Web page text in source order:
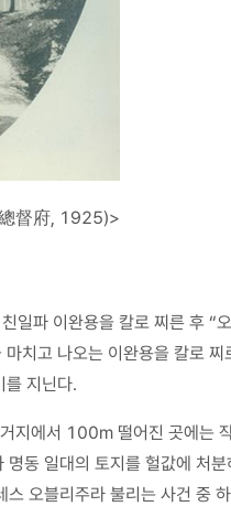
總督府, 1925)>
파 이완용을 칼로 찌른 후 “
치고 나오는 이완용을 칼로
를 지닌다.
지에서 100m 떨어진 곳에는
동 일대의 토지를 헐값에 처
오블리주라 불리는 사건 중